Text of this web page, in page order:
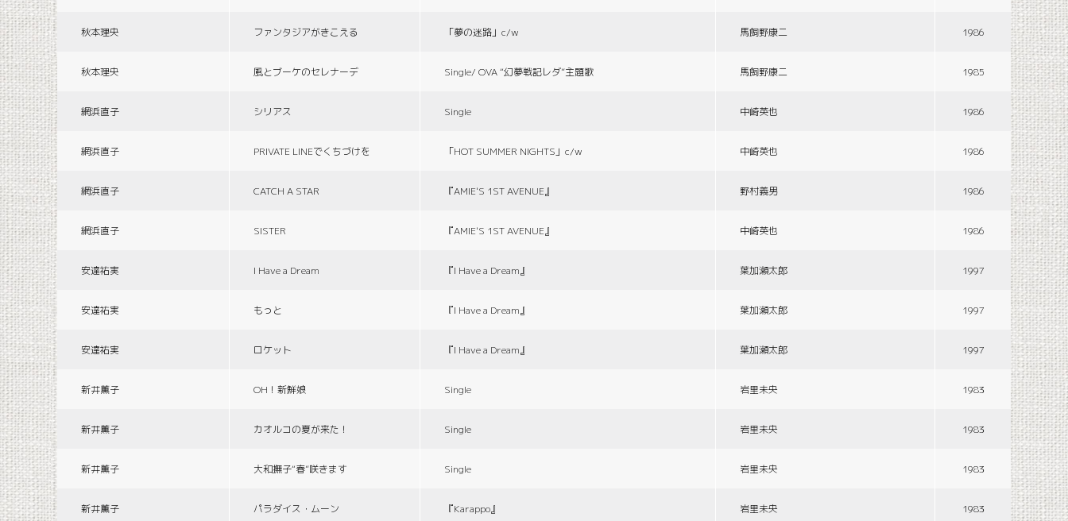
秋本理央 ファンタジアがきこえる 「夢の迷路」c/w 馬飼野康二 1986
秋本理央 風とブーケのセレナーデ Single/ OVA “幻夢戦記レダ”主題歌 馬飼野康二 1985
網浜直子 シリアス Single 中崎英也 1986
網浜直子 PRIVATE LINEでくちづけを 「HOT SUMMER NIGHTS」c/w 中崎英也 1986
網浜直子 CATCH A STAR 『AMIE'S 1ST AVENUE』 野村義男 1986
網浜直子 SISTER 『AMIE'S 1ST AVENUE』 中崎英也 1986
安達祐実 I Have a Dream 『I Have a Dream』 葉加瀬太郎 1997
安達祐実 もっと 『I Have a Dream』 葉加瀬太郎 1997
安達祐実 ロケット 『I Have a Dream』 葉加瀬太郎 1997
新井薫子 OH！新鮮娘 Single 岩里未央 1983
新井薫子 カオルコの夏が来た！ Single 岩里未央 1983
新井薫子 大和撫子“春”咲きます Single 岩里未央 1983
新井薫子 パラダイス・ムーン 『Karappo』 岩里未央 1983